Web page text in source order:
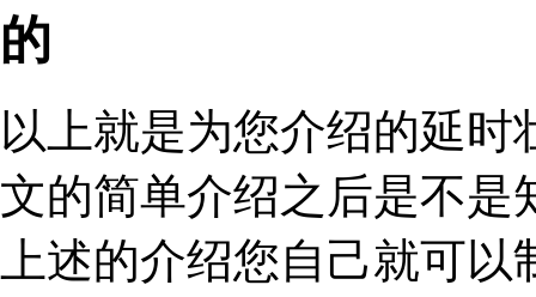
的
以上就是为您介绍的延
文的简单介绍之后是不是
上述的介绍您自己就可